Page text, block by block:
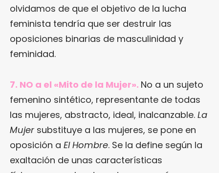
olvidamos de que el objetivo de la lucha
feminista tendría que ser destruir las
oposiciones binarias de masculinidad y
feminidad.
7. NO a el «Mito de la Mujer». No a un sujeto
femenino sintético, representante de todas
las mujeres, abstracto, ideal, inalcanzable. La
Mujer substituye a las mujeres, se pone en
oposición a El Hombre. Se la define según la
exaltación de unas características